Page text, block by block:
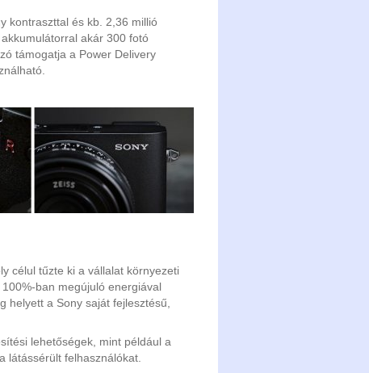
kontraszttal és kb. 2,36 millió
akár 300 fotó
támogatja a Power Delivery
célul tűzte ki a vállalat környezeti
ban megújuló energiával
helyett a Sony saját fejlesztésű,
lehetőségek, mint például a
látássérült felhasználókat.